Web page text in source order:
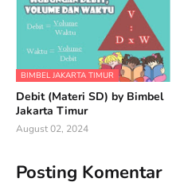
BIMBEL JAKARTA TIMUR
Debit (Materi SD) by Bimbel
Jakarta Timur
August 02, 2024
Posting Komentar